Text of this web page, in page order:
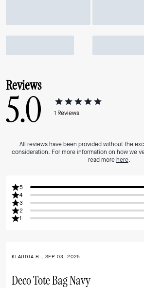
Reviews
5.0 1 Reviews
All reviews have been provided without the
consideration. For more information on how we
read morehere.
5
4
3
2
1
KLAUDIA H., SEP 03, 2025
Deco Tote Bag Navy